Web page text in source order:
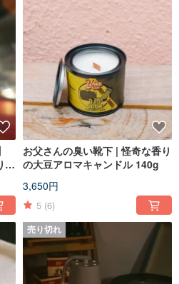
の
お父さんの臭い靴下 | 怪奇な香り
の大豆アロマキャンドル 140g
3,650円
5 (6)
売り切れ